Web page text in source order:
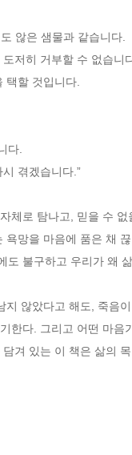
않은 샘물과 같습니다.
저히 거부할 수 없습니
택할 것입니다.
다.
겪겠습니다.”
체로 탐나고, 믿을 수
욕망을 마음에 품은 채
도 불구하고 우리가 왜
지 않았다고 해도, 죽음
한다. 그리고 어떤 마
겨 있는 이 책은 삶의